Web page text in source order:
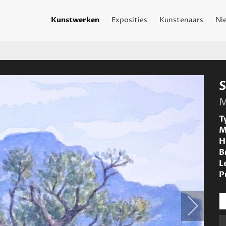
Kunstwerken Exposities Kunstenaars